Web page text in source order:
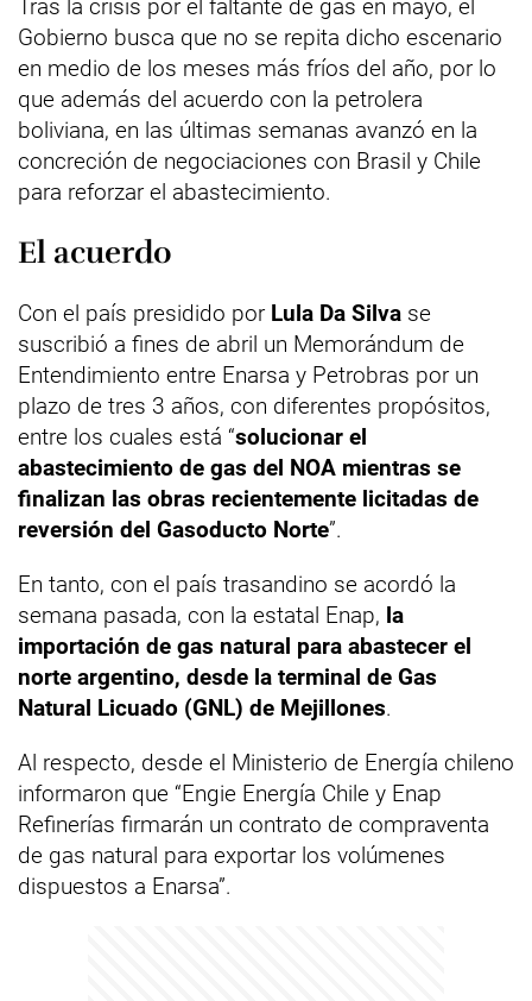
Tras la crisis por el faltante de gas en mayo, el
Gobierno busca que no se repita dicho escenario
en medio de los meses más fríos del año, por lo
que además del acuerdo con la petrolera
boliviana, en las últimas semanas avanzó en la
concreción de negociaciones con Brasil y Chile
para reforzar el abastecimiento.
El acuerdo
Con el país presidido por Lula Da Silva se
suscribió a fines de abril un Memorándum de
Entendimiento entre Enarsa y Petrobras por un
plazo de tres 3 años, con diferentes propósitos,
entre los cuales está “solucionar el
abastecimiento de gas del NOA mientras se
finalizan las obras recientemente licitadas de
reversión del Gasoducto Norte”.
En tanto, con el país trasandino se acordó la
semana pasada, con la estatal Enap, la
importación de gas natural para abastecer el
norte argentino, desde la terminal de Gas
Natural Licuado (GNL) de Mejillones.
Al respecto, desde el Ministerio de Energía chileno
informaron que “Engie Energía Chile y Enap
Refinerías firmarán un contrato de compraventa
de gas natural para exportar los volúmenes
dispuestos a Enarsa”.